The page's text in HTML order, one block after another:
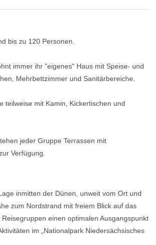
bis zu 120 Personen.
immer ihr "eigenes" Haus mit Speise- und
Mehrbettzimmer und Sanitärbereiche.
teilweise mit Kamin, Kickertischen und
jeder Gruppe Terrassen mit
Verfügung.
inmitten der Dünen, unweit vom Ort und
zum Nordstrand mit freiem Blick auf das
einen optimalen Ausgangspunkt
im „Nationalpark Niedersächsisches